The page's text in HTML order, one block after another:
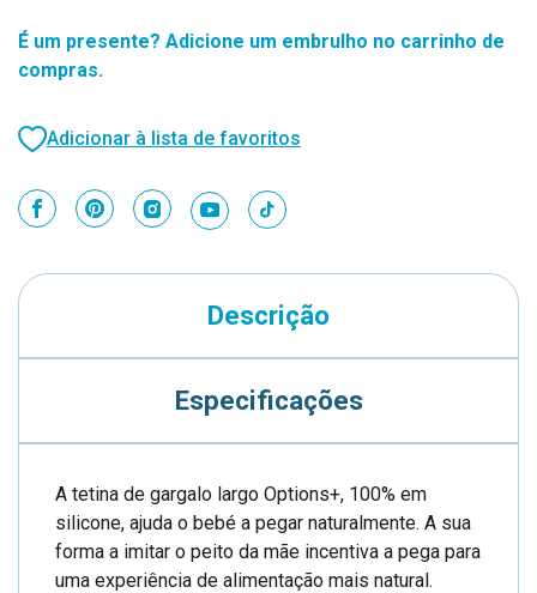
É um presente? Adicione um embrulho no carrinho de
compras.
Adicionar à lista de favoritos
Descrição
Especificações
A tetina de gargalo largo Options+, 100% em
silicone, ajuda o bebé a pegar naturalmente. A sua
forma a imitar o peito da mãe incentiva a pega para
uma experiência de alimentação mais natural.